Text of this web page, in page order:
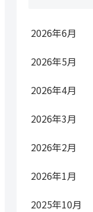
2026年6月
2026年5月
2026年4月
2026年3月
2026年2月
2026年1月
2025年10月